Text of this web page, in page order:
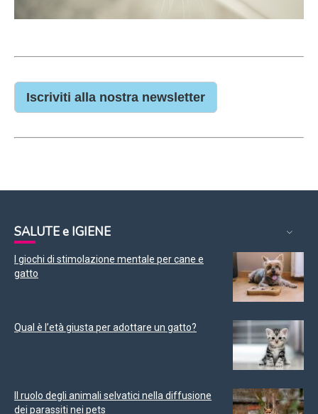
Iscriviti alla nostra newsletter
SALUTE e IGIENE
I giochi di stimolazione mentale per cane e
gatto
Qual è l’età giusta per adottare un gatto?
Il ruolo degli animali selvatici nella diffusione
dei parassiti nei pets